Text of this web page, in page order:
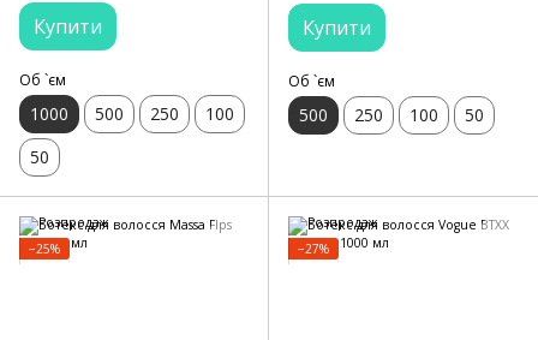
Купити
Об `єм
1000 500 250
100
50
Купити
Об `єм
500 250 100 50
−25% −27%